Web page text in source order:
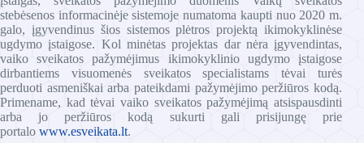
stebėsenos informacinėje sistemoje numatoma kaupti nuo 2020 m.
galo, įgyvendinus šios sistemos plėtros projektą ikimokyklinėse
ugdymo įstaigose. Kol minėtas projektas dar nėra įgyvendintas,
vaiko sveikatos pažymėjimus ikimokyklinio ugdymo įstaigose
dirbantiems visuomenės sveikatos specialistams tėvai turės
perduoti asmeniškai arba pateikdami pažymėjimo peržiūros kodą.
Primename, kad tėvai vaiko sveikatos pažymėjimą atsispausdinti
arba jo peržiūros kodą sukurti gali prisijungę prie
portalo www.esveikata.lt.